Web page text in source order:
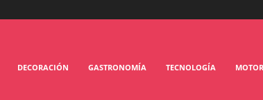
DECORACIÓN GASTRONOMÍA TECNOLOGÍA MOTOR